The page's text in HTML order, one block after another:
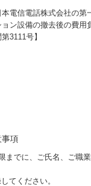
信電話株式会社の第
設備の撤去後の費用
3111号】
事項
までに、ご氏名、ご職
てください。